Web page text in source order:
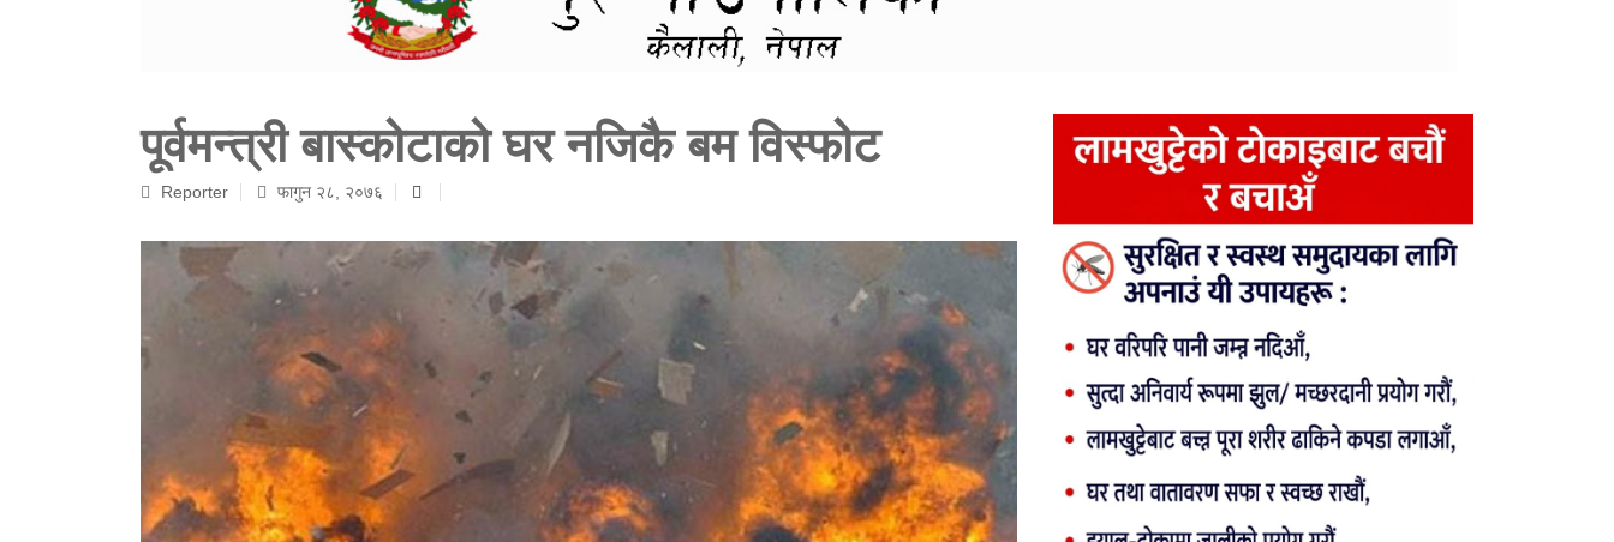
पूर्वमन्त्री बास्कोटाको घर नजिकै बम विस्फोट
Reporter फागुन २८, २०७६